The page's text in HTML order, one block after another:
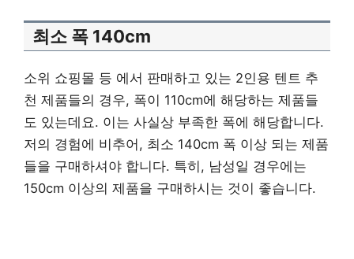
최소 폭 140cm
소위 쇼핑몰 등 에서 판매하고 있는 2인용 텐트 추
천 제품들의 경우, 폭이 110cm에 해당하는 제품들
도 있는데요. 이는 사실상 부족한 폭에 해당합니다.
저의 경험에 비추어, 최소 140cm 폭 이상 되는 제품
들을 구매하셔야 합니다. 특히, 남성일 경우에는
150cm 이상의 제품을 구매하시는 것이 좋습니다.